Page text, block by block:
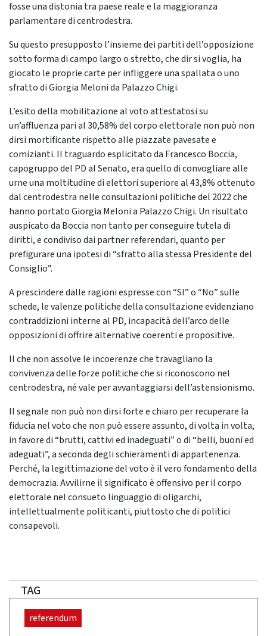
fosse una distonia tra paese reale e la maggioranza
parlamentare di centrodestra.
Su questo presupposto l’insieme dei partiti dell’opposizione
sotto forma di campo largo o stretto, che dir si voglia, ha
giocato le proprie carte per infliggere una spallata o uno
sfratto di Giorgia Meloni da Palazzo Chigi.
L’esito della mobilitazione al voto attestatosi su
un’affluenza pari al 30,58% del corpo elettorale non può non
dirsi mortificante rispetto alle piazzate pavesate e
comizianti. II traguardo esplicitato da Francesco Boccia,
capogruppo del PD al Senato, era quello di convogliare alle
urne una moltitudine di elettori superiore al 43,8% ottenuto
dal centrodestra nelle consultazioni politiche del 2022 che
hanno portato Giorgia Meloni a Palazzo Chigi. Un risultato
auspicato da Boccia non tanto per conseguire tutela di
diritti, e condiviso dai partner referendari, quanto per
prefigurare una ipotesi di “sfratto alla stessa Presidente del
Consiglio”.
A prescindere dalle ragioni espresse con “SI” o “No” sulle
schede, le valenze politiche della consultazione evidenziano
contraddizioni interne al PD, incapacità dell’arco delle
opposizioni di offrire alternative coerenti e propositive.
Il che non assolve le incoerenze che travagliano la
convivenza delle forze politiche che si riconoscono nel
centrodestra, né vale per avvantaggiarsi dell’astensionismo.
Il segnale non può non dirsi forte e chiaro per recuperare la
fiducia nel voto che non può essere assunto, di volta in volta,
in favore di “brutti, cattivi ed inadeguati” o di “belli, buoni ed
adeguati”, a seconda degli schieramenti di appartenenza.
Perché, la legittimazione del voto è il vero fondamento della
democrazia. Avvilirne il significato è offensivo per il corpo
elettorale nel consueto linguaggio di oligarchi,
intellettualmente politicanti, piuttosto che di politici
consapevoli.
TAG
referendum